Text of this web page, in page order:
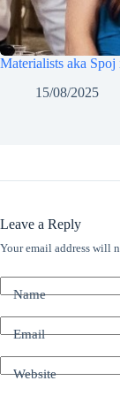
Materialists aka
15/08/2025
Leave a Reply
Your email address will
Name
Email
Website